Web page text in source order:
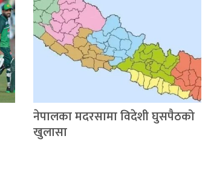
नेपालका मदरसामा विदेशी घुसपैठको
खुलासा